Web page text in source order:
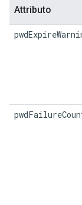
Attributo